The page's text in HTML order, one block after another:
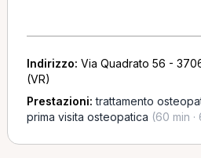
Indirizzo: Via Quadrato 56 -
(VR)
Prestazioni:trattamento
prima visita osteopatica (60 min